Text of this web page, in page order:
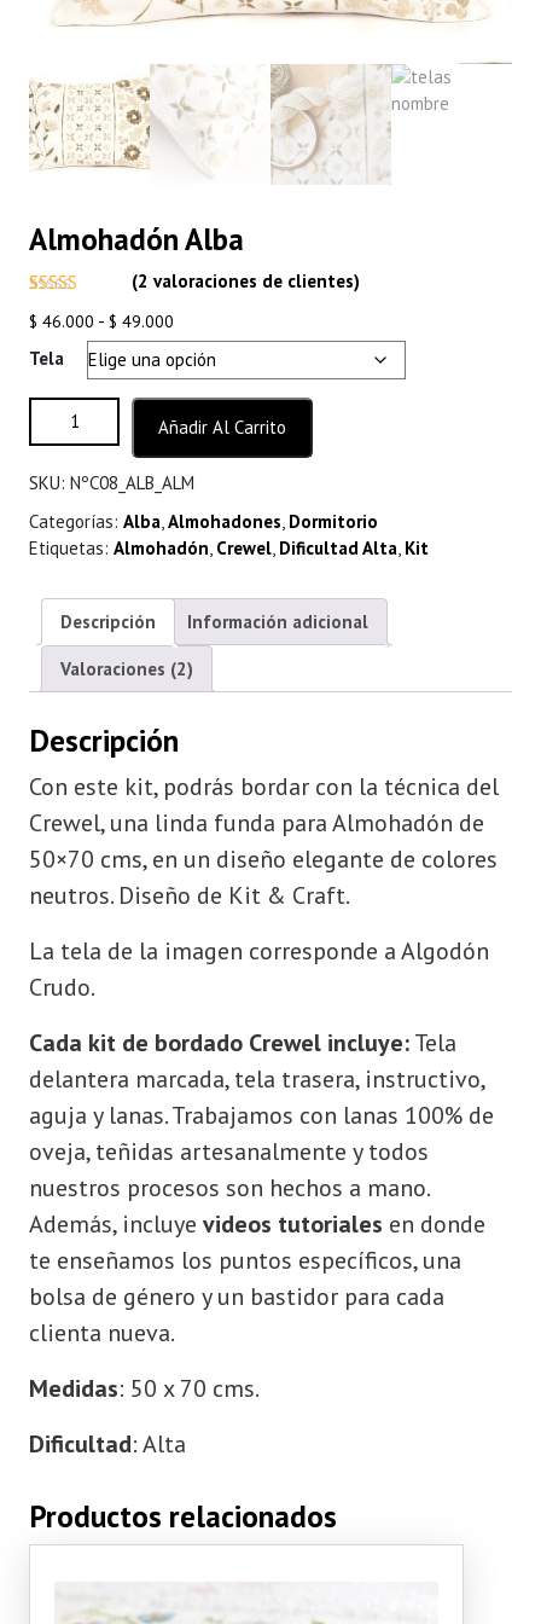
Almohadón Alba
Valorado
con5.00 de
5 en base a
2
valoracione
clientes
(2 valoraciones de clientes)
$ 46.000 - $ 49.000
de
precios:
desde
$ 46.000
hasta
$ 49.000
Tela
Almohadón Alba cantidad
Añadir Al Carrito
SKU: NºC08_ALB_ALM
Categorías: Alba,Almohadones, Dormitorio
Etiquetas: Almohadón, Crewel, Dificultad Alta, Kit
Descripción Información adicional
Valoraciones (2)
Descripción
Con este kit, podrás bordar con la técnica del
Crewel, una linda funda para Almohadón de
50×70 cms, en un diseño elegante de colores
neutros. Diseño de Kit & Craft.
La tela de la imagen corresponde a Algodón
Crudo.
Cada kit de bordado Crewel incluye:Tela
delantera marcada, tela trasera, instructivo,
aguja y lanas. Trabajamos con lanas 100% de
oveja, teñidas artesanalmente y todos
nuestros procesos son hechos a mano.
Además, incluye videos tutoriales en donde
te enseñamos los puntos específicos, una
bolsa de género y un bastidor para cada
clienta nueva.
Medidas: 50 x 70 cms.
Dificultad: Alta
Productos relacionados